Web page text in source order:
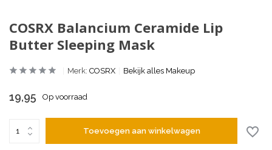
COSRX Balancium Ceramide Lip
Butter Sleeping Mask
Merk: COSRX Bekijk alles Makeup
19,95 Op voorraad
Toevoegen aan winkelwagen